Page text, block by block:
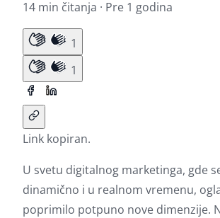
14 min čitanja · Pre 1 godina
1
1
Link kopiran.
U svetu digitalnog marketinga, gde
dinamično i u realnom vremenu,
poprimilo potpuno nove dimenzije.